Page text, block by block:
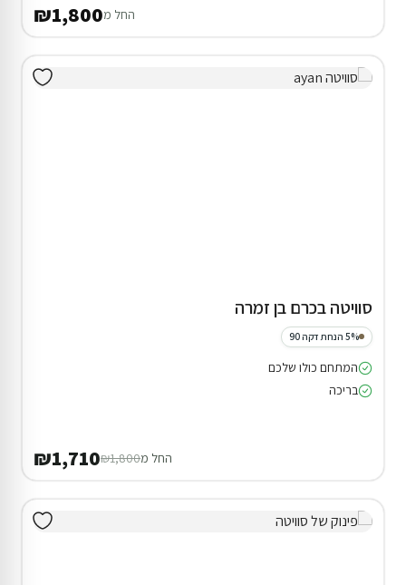
החל מ₪1,800
סוויטה בכרם בן זמרה
5% הנחת דקה 90
המתחם כולו שלכם
בריכה
החל מ₪1,800
₪1,710